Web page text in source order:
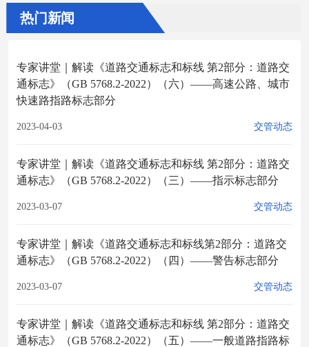
热门新闻
专家讲堂｜解读《道路交通标志和标线 第2部分：道路交
通标志》（GB 5768.2-2022）（六）——高速公路、城市
快速路指路标志部分
2023-04-03 交管动态
专家讲堂｜解读《道路交通标志和标线 第2部分：道路交
通标志》（GB 5768.2-2022）（三）——指示标志部分
2023-03-07 交管动态
专家讲堂｜解读《道路交通标志和标线第2部分：道路交
通标志》（GB 5768.2-2022）（四）——警告标志部分
2023-03-07 交管动态
专家讲堂｜解读《道路交通标志和标线 第2部分：道路交
通标志》（GB 5768.2-2022）（五）——一般道路指路标